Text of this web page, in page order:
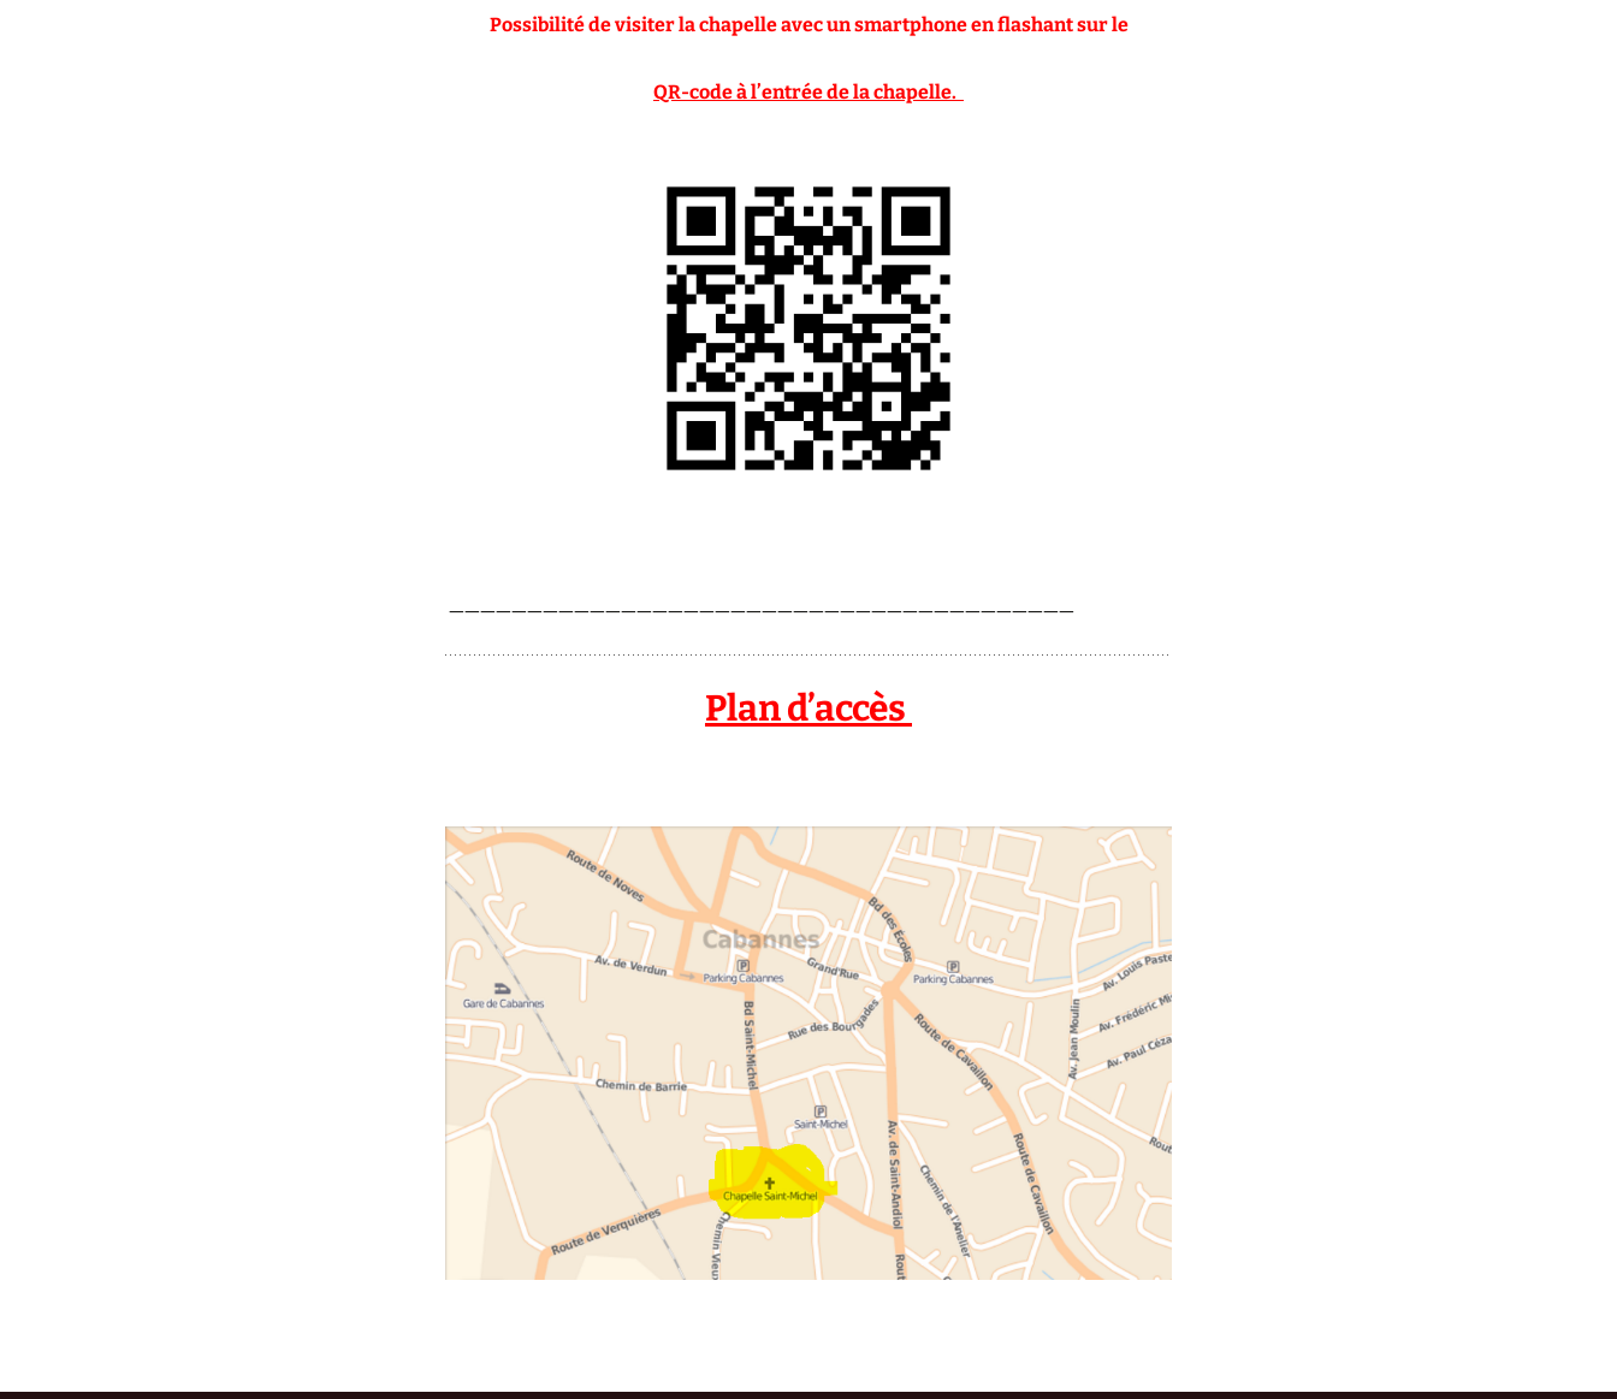
Possibilité de visiter la chapelle avec un smartphone en flashant sur le
QR-code à l’entrée de la chapelle.
————————————————————————————————————————
Plan d’accès